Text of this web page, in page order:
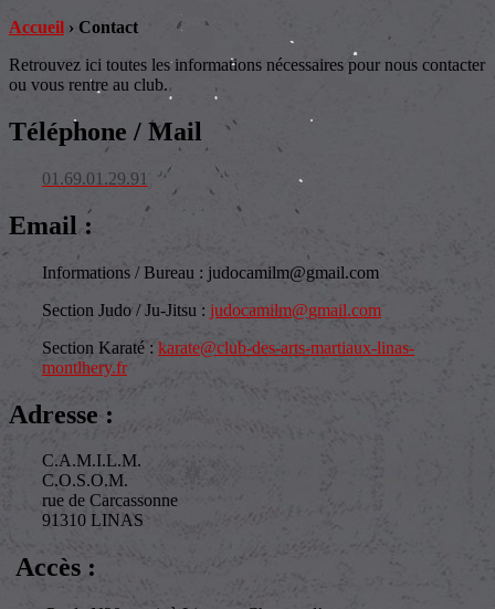
Accueil › Contact
Retrouvez ici toutes les informations nécessaires pour nous contacter
ou vous rentre au club.
Téléphone / Mail
01.69.01.29.91
Email :
Informations / Bureau : judocamilm@gmail.com
Section Judo / Ju-Jitsu : judocamilm@gmail.com
Section Karaté : karate@club-des-arts-martiaux-linas-
montlhery.fr
Adresse :
C.A.M.I.L.M.
C.O.S.O.M.
rue de Carcassonne
91310 LINAS
Accès :